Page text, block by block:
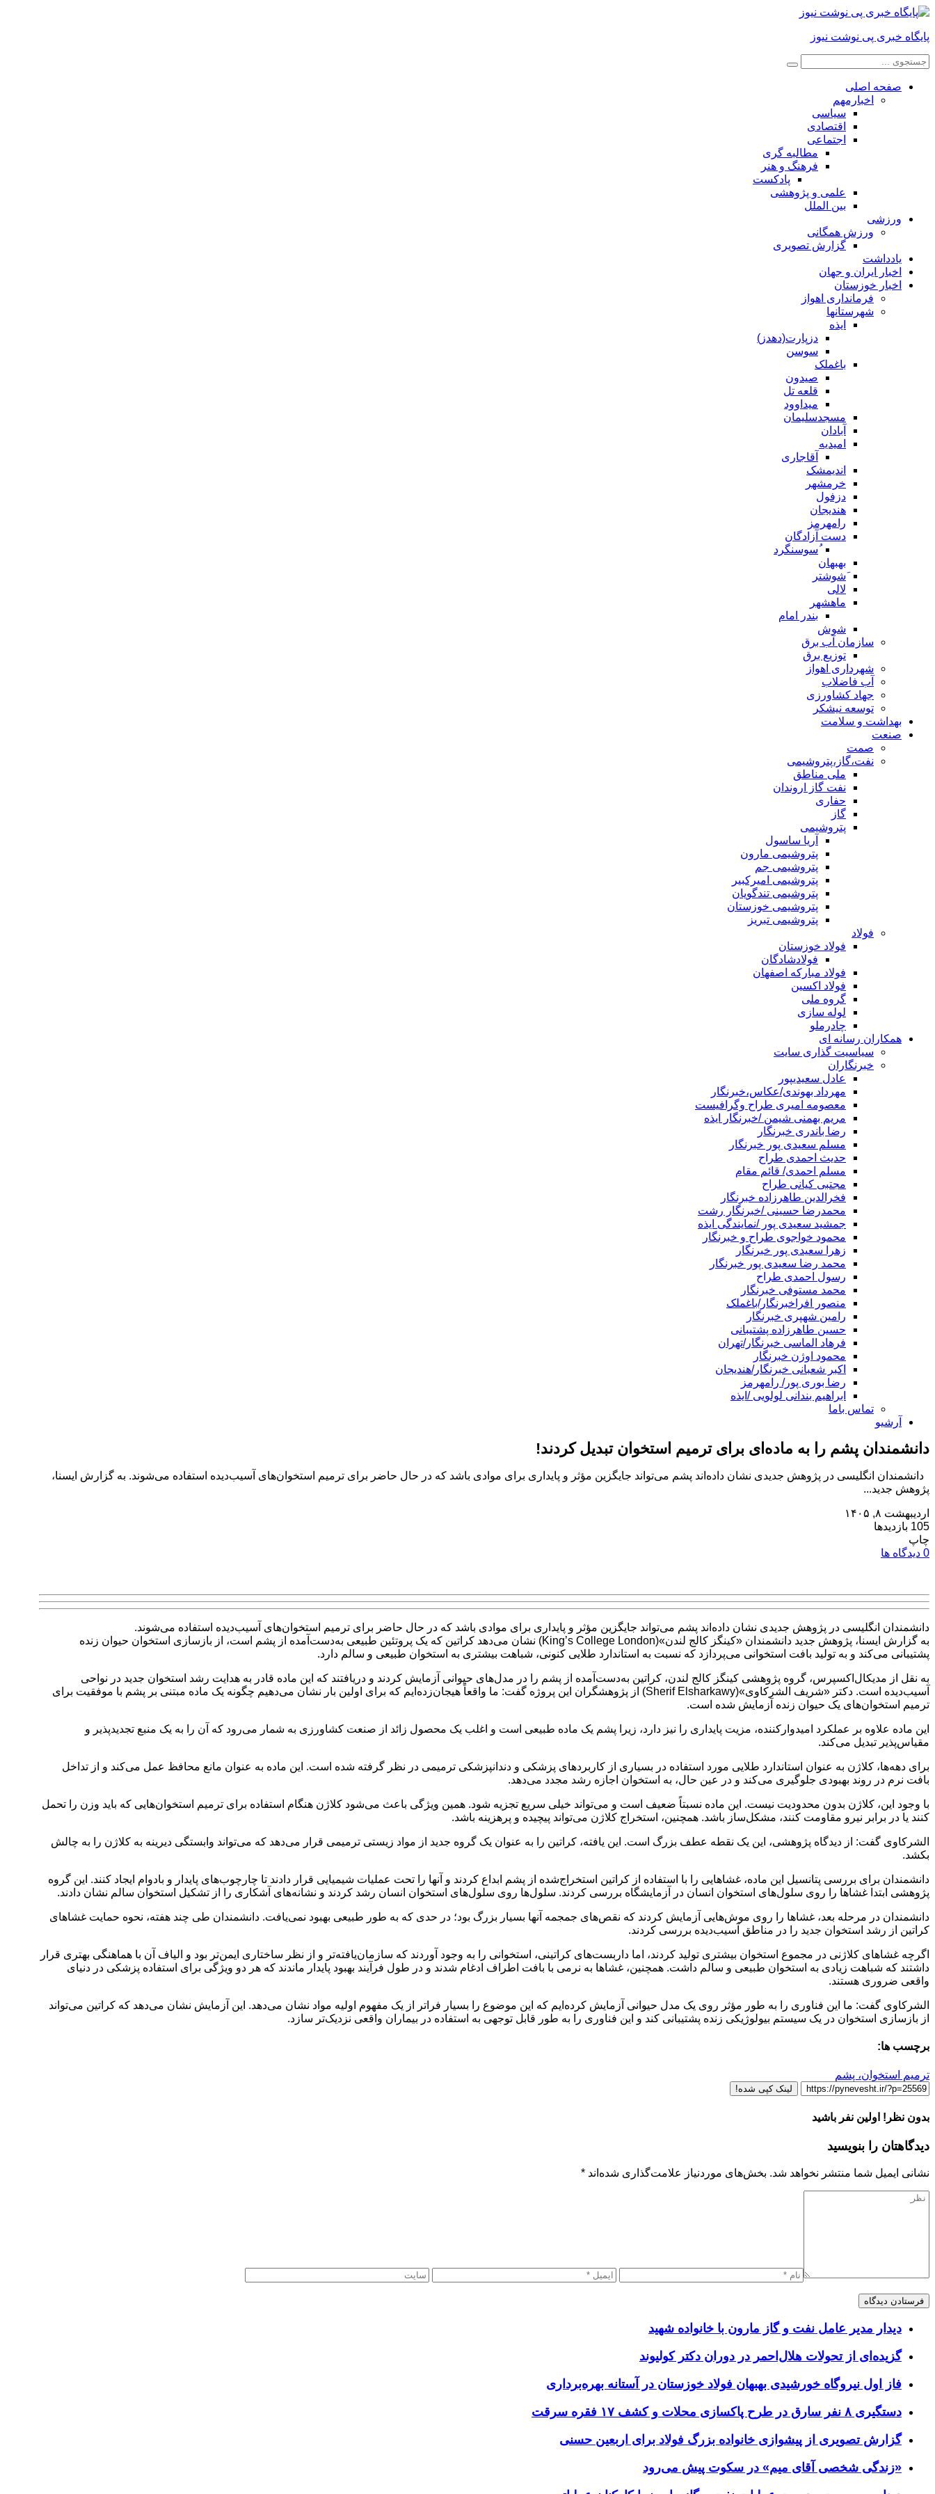
پایگاه خبری پی نوشت نیوز
صفحه اصلی
اخبارمهم
سیاسی
اقتصادی
اجتماعی
مطالبه گری
فرهنگ و هنر
پادکست
علمی و پژوهشی
بین الملل
ورزشی
ورزش همگانی
گزارش تصویری
یادداشت
اخبار ایران و جهان
اخبار خوزستان
فرمانداری اهواز
شهرستانها
ایذه
دزپارت(دهدز)
سوسن
باغملک
صیدون
قلعه تل
میداوود
مسجدسلیمان
آبادان
امیدیه
آقاجاری
اندیمشک
خرمشهر
دزفول
هندیجان
رامهرمز
دست آزادگان
ُسوسنگرد
بهبهان
َشوشتر
لالی
ماهشهر
بندر امام
شوش
سازمان آب برق
توزیع برق
شهرداری اهواز
آب فاضلاب
جهاد کشاورزی
توسعه نیشکر
بهداشت و سلامت
صنعت
صمت
نفت،گاز،پتروشیمی
ملی مناطق
نفت گاز اروندان
حفاری
گاز
پتروشیمی
آریا ساسول
پتروشیمی مارون
پتروشیمی جم
پتروشیمی امیرکبیر
پتروشیمی تندگویان
پتروشیمی خوزستان
پتروشیمی تبریز
فولاد
فولاد خوزستان
فولادشادگان
فولاد مبارکه اصفهان
فولاد اکسین
گروه ملی
لوله سازی
چادرملو
همکاران رسانه ای
سیاسیت گذاری سایت
خبرنگاران
عادل سعیدیپور
مهرداد بهوندی/عکاس،خبرنگار
معصومه امیری طراح وگرافیست
مریم بهمنی شیمن /خبرنگار ایذه
رضا باندری خبرنگار
مسلم سعیدی پور خبرنگار
حدیث احمدی طراح
مسلم احمدی/ قائم مقام
مجتبی کیانی طراح
فخرالدین طاهرزاده خبرنگار
محمدرضا حسینی /خبرنگار رشت
جمشید سعیدی پور /نمایندگی ایذه
محمود خواجوی طراح و خبرنگار
زهرا سعیدی پور خبرنگار
محمد رضا سعیدی پور خبرنگار
رسول احمدی طراح
محمد مستوفی خبرنگار
منصور افراخبرنگار/باغملک
رامین شهپری خبرنگار
حسین طاهرزاده پشتیبانی
فرهاد الماسی خبرنگار/تهران
محمود اوژن خبرنگار
اکبر شعبانی خبرنگار/هندیجان
رضا بوری پور/ رامهرمز
ابراهیم بندانی لولویی /ایذه
تماس باما
آرشیو
دانشمندان پشم را به ماده‌ای برای ترمیم استخوان تبدیل کردند!
دانشمندان انگلیسی در پژوهش جدیدی نشان داده‌اند پشم می‌تواند جایگزین مؤثر و پایداری برای موادی باشد که در حال حاضر برای ترمیم استخوان‌های آسیب‌دیده استفاده می‌شوند. به گزارش ایسنا،
پژوهش جدید...
اردیبهشت ۸, ۱۴۰۵
105 بازدیدها
چاپ
0 دیدگاه ها
دانشمندان انگلیسی در پژوهش جدیدی نشان داده‌اند پشم می‌تواند جایگزین مؤثر و پایداری برای موادی باشد که در حال حاضر برای ترمیم استخوان‌های آسیب‌دیده استفاده می‌شوند.
به گزارش ایسنا، پژوهش جدید دانشمندان «کینگز کالج لندن»(King’s College London) نشان می‌دهد کراتین که یک پروتئین طبیعی به‌دست‌آمده از پشم است، از بازسازی استخوان حیوان زنده
پشتیبانی می‌کند و به تولید بافت استخوانی می‌پردازد که نسبت به استاندارد طلایی کنونی، شباهت بیشتری به استخوان طبیعی و سالم دارد.
به نقل از مدیکال‌اکسپرس، گروه پژوهشی کینگز کالج لندن، کراتین به‌دست‌آمده از پشم را در مدل‌های حیوانی آزمایش کردند و دریافتند که این ماده قادر به هدایت رشد استخوان جدید در نواحی
آسیب‌دیده است. دکتر «شریف الشرکاوی»(Sherif Elsharkawy) از پژوهشگران این پروژه گفت: ما واقعاً هیجان‌زده‌ایم که برای اولین بار نشان می‌دهیم چگونه یک ماده مبتنی بر پشم با موفقیت برای
ترمیم استخوان‌های یک حیوان زنده آزمایش شده است.
این ماده علاوه بر عملکرد امیدوارکننده، مزیت پایداری را نیز دارد، زیرا پشم یک ماده طبیعی است و اغلب یک محصول زائد از صنعت کشاورزی به شمار می‌رود که آن را به یک منبع تجدیدپذیر و
مقیاس‌پذیر تبدیل می‌کند.
برای دهه‌ها، کلاژن به عنوان استاندارد طلایی مورد استفاده در بسیاری از کاربردهای پزشکی و دندانپزشکی ترمیمی در نظر گرفته شده است. این ماده به عنوان مانع محافظ عمل می‌کند و از تداخل
بافت نرم در روند بهبودی جلوگیری می‌کند و در عین حال، به استخوان اجازه رشد مجدد می‌دهد.
با وجود این، کلاژن بدون محدودیت نیست. این ماده نسبتاً ضعیف است و می‌تواند خیلی سریع تجزیه شود. همین ویژگی باعث می‌شود کلاژن هنگام استفاده برای ترمیم استخوان‌هایی که باید وزن را تحمل
کنند یا در برابر نیرو مقاومت کنند، مشکل‌ساز باشد. همچنین، استخراج کلاژن می‌تواند پیچیده و پرهزینه باشد.
الشرکاوی گفت: از دیدگاه پژوهشی، این یک نقطه عطف بزرگ است. این یافته، کراتین را به عنوان یک گروه جدید از مواد زیستی ترمیمی قرار می‌دهد که می‌تواند وابستگی دیرینه به کلاژن را به چالش
بکشد.
دانشمندان برای بررسی پتانسیل این ماده، غشاهایی را با استفاده از کراتین استخراج‌شده از پشم ابداع کردند و آنها را تحت عملیات شیمیایی قرار دادند تا چارچوب‌های پایدار و بادوام ایجاد کنند. این گروه
پژوهشی ابتدا غشاها را روی سلول‌های استخوان انسان در آزمایشگاه بررسی کردند. سلول‌ها روی سلول‌های استخوان انسان رشد کردند و نشانه‌های آشکاری را از تشکیل استخوان سالم نشان دادند.
دانشمندان در مرحله بعد، غشاها را روی موش‌هایی آزمایش کردند که نقص‌های جمجمه آنها بسیار بزرگ بود؛ در حدی که به طور طبیعی بهبود نمی‌یافت. دانشمندان طی چند هفته، نحوه‌ حمایت غشاهای
کراتین از رشد استخوان جدید را در مناطق آسیب‌دیده بررسی کردند.
اگرچه غشاهای کلاژنی در مجموع استخوان بیشتری تولید کردند، اما داربست‌های کراتینی، استخوانی را به وجود آوردند که سازمان‌یافته‌تر و از نظر ساختاری ایمن‌تر بود و الیاف آن با هماهنگی بهتری قرار
داشتند که شباهت زیادی به استخوان طبیعی و سالم داشت. همچنین، غشاها به نرمی با بافت اطراف ادغام شدند و در طول فرآیند بهبود پایدار ماندند که هر دو ویژگی برای استفاده پزشکی در دنیای
واقعی ضروری هستند.
الشرکاوی گفت: ما این فناوری را به طور مؤثر روی یک مدل حیوانی آزمایش کرده‌ایم که این موضوع را بسیار فراتر از یک مفهوم اولیه مواد نشان می‌دهد. این آزمایش نشان می‌دهد که کراتین می‌تواند
از بازسازی استخوان در یک سیستم بیولوژیکی زنده پشتیبانی کند و این فناوری را به طور قابل توجهی به استفاده در بیماران واقعی نزدیک‌تر سازد.
برچسب ها:
ترمیم استخوان، پشم
لینک کپی شده!
بدون نظر! اولین نفر باشید
دیدگاهتان را بنویسید
نشانی ایمیل شما منتشر نخواهد شد. بخش‌های موردنیاز علامت‌گذاری شده‌اند *
دیدار مدیر عامل نفت و گاز مارون با خانواده شهید
گزیده‌ای از تحولات هلال‌احمر در دوران دکتر کولیوند
فاز اول نیروگاه خورشیدی بهبهان فولاد خوزستان در آستانه بهره‌برداری
دستگیری ۸ نفر سارق در طرح پاکسازی محلات و کشف ۱۷ فقره سرقت
گزارش تصویری از پیشوازی خانواده بزرگ فولاد برای اربعین حسنی
«زندگی شخصی آقای میم» در سکوت پیش می‌رود